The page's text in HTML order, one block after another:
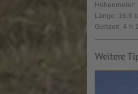
Höhenmeter:
Länge: 16,6
Gehzeit: 4 h
Weitere